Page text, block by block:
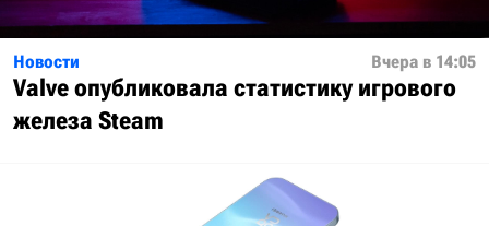
Новости Вчера в 14:05
Valve опубликовала статистику игрового
железа Steam